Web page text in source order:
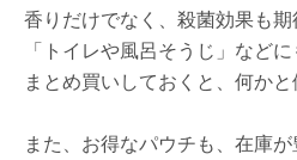
香りだけでなく、殺菌効果も期
「トイレや風呂そうじ」など
まとめ買いしておくと、何かと
また、お得なパウチも、在庫